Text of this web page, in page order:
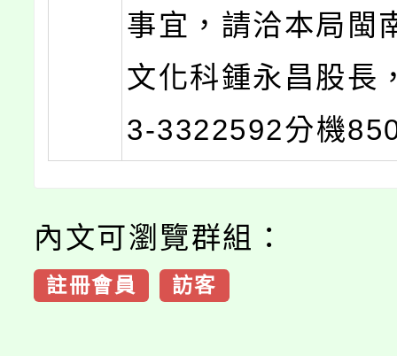
事宜，請洽本局閩
文化科鍾永昌股長
3-3322592分機
內文可瀏覽群組：
註冊會員 訪客